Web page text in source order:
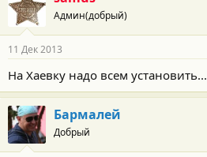
Админ(добрый)
11 Дек 2013
На Хаевку надо всем установить...
Бармалей
Добрый